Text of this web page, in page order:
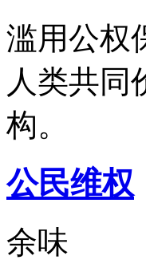
滥用公权
人类共同
构。
公民维权
余味